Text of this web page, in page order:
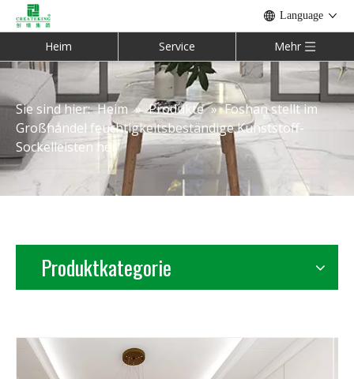
Language
Heim Service Mehr
Sie sind hier: Heim » Produkte » Foshan stellt im
Großhandel feuchtigkeitsbeständige Kunststoff-
Sockelleisten her
Produktkategorie